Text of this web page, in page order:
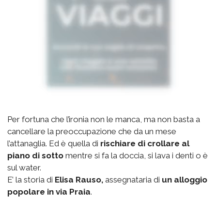
Per fortuna che l’ironia non le manca, ma non basta a
cancellare la preoccupazione che da un mese
l’attanaglia. Ed è quella di rischiare di crollare al
piano di sotto mentre si fa la doccia, si lava i denti o è
sul water.
E’ la storia di Elisa Rauso, assegnataria di un alloggio
popolare in via Praia.